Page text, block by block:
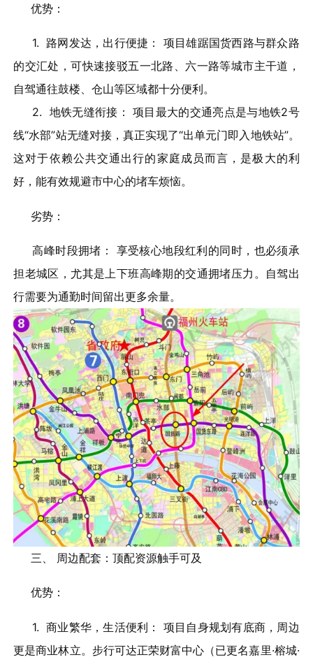
优势：
1. 路网发达，出行便捷： 项目雄踞国货西路与群众路
的交汇处，可快速接驳五一北路、六一路等城市主干道，
自驾通往鼓楼、仓山等区域都十分便利。
2. 地铁无缝衔接： 项目最大的交通亮点是与地铁2号
线“水部”站无缝对接，真正实现了“出单元门即入地铁站”。
这对于依赖公共交通出行的家庭成员而言，是极大的利
好，能有效规避市中心的堵车烦恼。
劣势：
高峰时段拥堵： 享受核心地段红利的同时，也必须承
担老城区，尤其是上下班高峰期的交通拥堵压力。自驾出
行需要为通勤时间留出更多余量。
三、 周边配套：顶配资源触手可及
优势：
1. 商业繁华，生活便利： 项目自身规划有底商，周边
更是商业林立。步行可达正荣财富中心（已更名嘉里·榕城·